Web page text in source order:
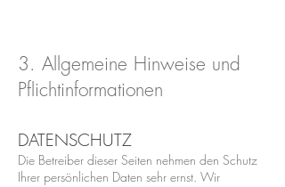
3. Allgemeine Hinweise und
Pflichtinformationen
DATENSCHUTZ
Die Betreiber dieser Seiten nehmen den Schutz
Ihrer persönlichen Daten sehr ernst. Wir